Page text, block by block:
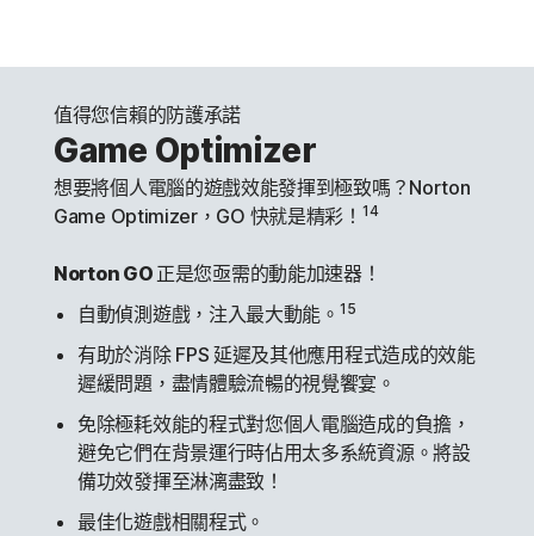
值得您信賴的防護承諾
Game Optimizer
想要將個人電腦的遊戲效能發揮到極致嗎？Norton
Game Optimizer，GO 快就是精彩！ 14
Norton GO 正是您亟需的動能加速器！
自動偵測遊戲，注入最大動能。 15
有助於消除 FPS 延遲及其他應用程式造成的效能
遲緩問題，盡情體驗流暢的視覺饗宴。
免除極耗效能的程式對您個人電腦造成的負擔，
避免它們在背景運行時佔用太多系統資源。將設
備功效發揮至淋漓盡致！
最佳化遊戲相關程式。